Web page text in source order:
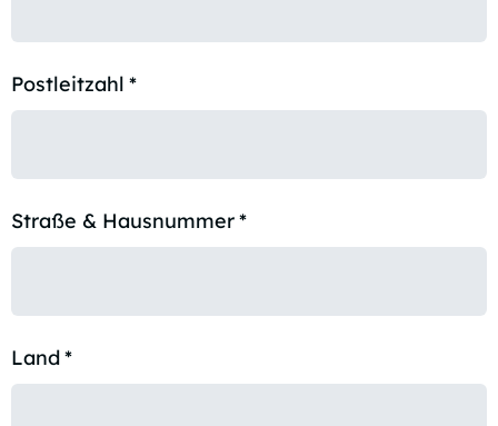
Postleitzahl *
Straße & Hausnummer*
Land*